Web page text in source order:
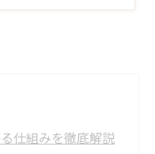
仕組みを徹底解説